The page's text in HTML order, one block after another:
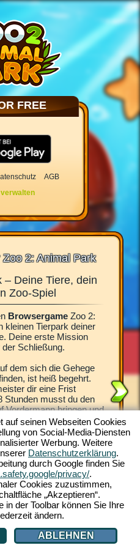
FREE
AGB
2: Animal Park
– Deine Tiere, dein
Zoo-Spiel
BrowsergameZoo 2:
kleinen Tierpark deiner
Deine erste Mission
Schließung.
dem sich die Gehege
ist heiß begehrt.
dir eine Frist
Stunden musst du den
Vordermann bringen und
Andernfalls wird das
zuliebe, die sich
gekümmert hat,
Erlebe das
werde jetzt zum
Was
Errichte
sauber,
Tiere für
schon
auf seinen Webseiten Cookies
von Social-Media-Diensten
Werbung. Weitere
Datenschutzerklärung.
durch Google finden Sie
privacy/.
Cookies zuzustimmen,
„Akzeptieren“.
in der Toolbar können Sie Ihre
ändern.
ABLEHNEN